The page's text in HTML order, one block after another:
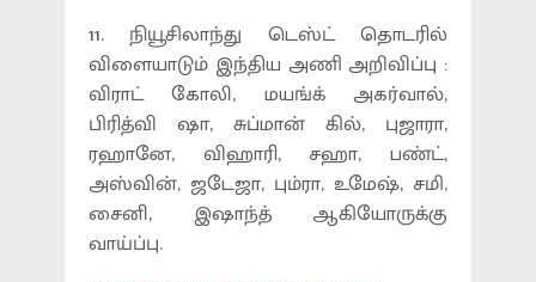
11. நியூசிலாந்து டெஸ்ட் தொடரில்
விளையாடும் இந்திய அணி அறிவிப்பு :
விராட் கோலி, மயங்க் அகர்வால்,
பிரித்வி ஷா, சுப்மான் கில், புஜாரா,
ரஹானே, விஹாரி, சஹா, பண்ட்,
அஸ்வின், ஜடேஜா, பும்ரா, உமேஷ், சமி,
சைனி, இஷாந்த் ஆகியோருக்கு
வாய்ப்பு.